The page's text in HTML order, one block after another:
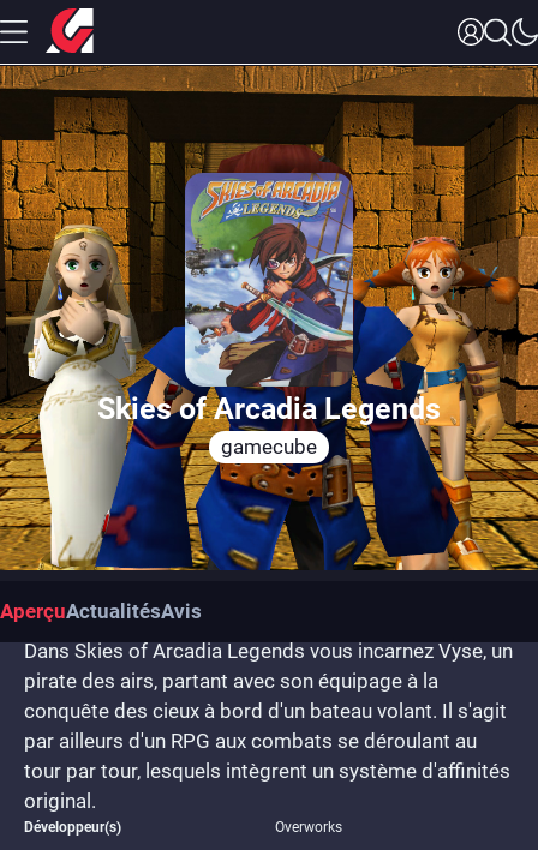
Skies of Arcadia Legends
gamecube
AperçuActualitésAvis
Dans Skies of Arcadia Legends vous incarnez Vyse, un
pirate des airs, partant avec son équipage à la
conquête des cieux à bord d'un bateau volant. Il s'agit
par ailleurs d'un RPG aux combats se déroulant au
tour par tour, lesquels intègrent un système d'affinités
original.
Développeur(s) Overworks